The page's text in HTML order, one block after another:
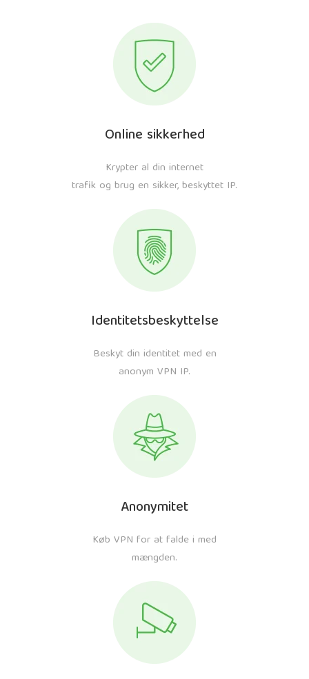
Online sikkerhed
Krypter al din internet
trafik og brug en sikker, beskyttet IP.
Identitetsbeskyttelse
Beskyt din identitet med en
anonym VPN IP.
Anonymitet
Køb VPN for at falde i med
mængden.